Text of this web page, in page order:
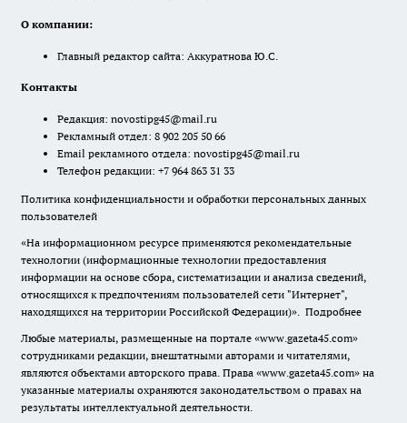
О компании:
Главный редактор сайта: Аккуратнова Ю.С.
Контакты
Редакция: novostipg45@mail.ru
Рекламный отдел: 8 902 205 50 66
Email рекламного отдела: novostipg45@mail.ru
Телефон редакции: +7 964 863 31 33
Политика конфиденциальности и обработки персональных данных
пользователей
«На информационном ресурсе применяются рекомендательные
технологии (информационные технологии предоставления
информации на основе сбора, систематизации и анализа сведений,
относящихся к предпочтениям пользователей сети "Интернет",
находящихся на территории Российской Федерации)». Подробнее
Любые материалы, размещенные на портале «www.gazeta45.com»
сотрудниками редакции, внештатными авторами и читателями,
являются объектами авторского права. Права «www.gazeta45.com» на
указанные материалы охраняются законодательством о правах на
результаты интеллектуальной деятельности.